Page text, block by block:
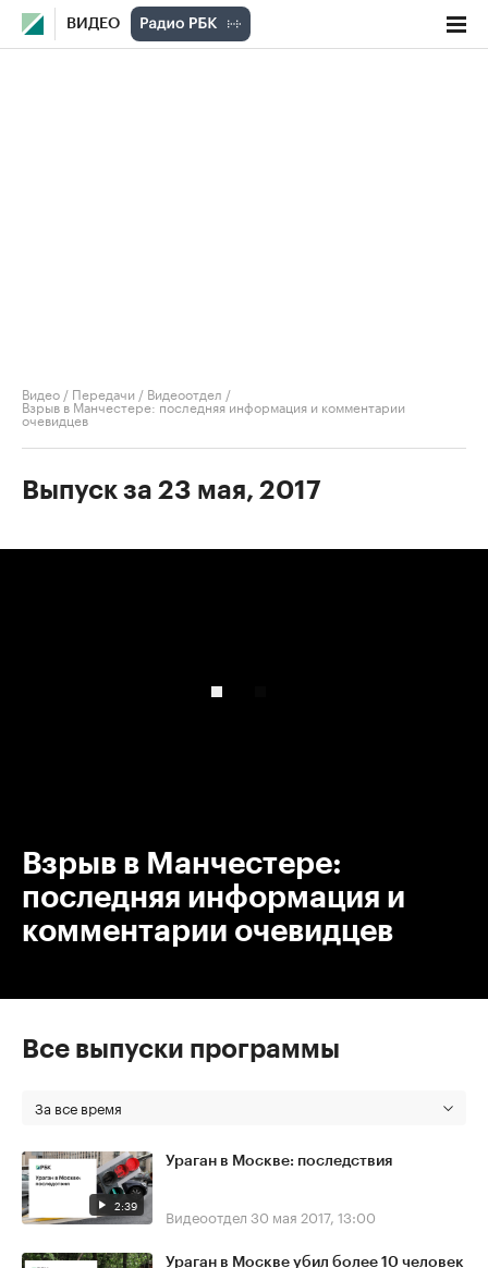
ВИДЕО
Видео / Передачи / Видеоотдел /
Взрыв в Манчестере: последняя информация и комментарии
очевидцев
Выпуск за 23 мая, 2017
Взрыв в Манчестере:
последняя информация и
комментарии очевидцев
Все выпуски программы
За все время
2:39
Ураган в Москве: последствия
Видеоотдел 30 мая 2017, 13:00
Ураган в Москве убил более 10 человек